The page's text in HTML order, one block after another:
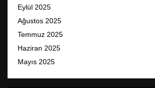
Eylül 2025
Ağustos 2025
Temmuz 2025
Haziran 2025
Mayıs 2025